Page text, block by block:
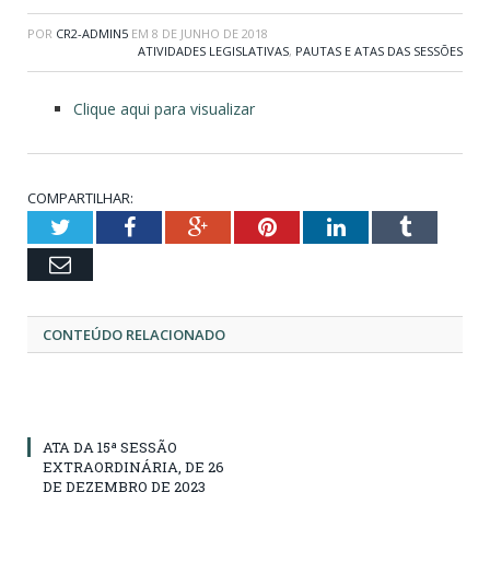
POR CR2-ADMIN5 EM 8 DE JUNHO DE 2018
ATIVIDADES LEGISLATIVAS, PAUTAS E ATAS DAS SESSÕES
Clique aqui para visualizar
COMPARTILHAR:
TwitterFacebookGoogle+PinterestLinkedInTumblr
Email
CONTEÚDO RELACIONADO
ATA DA 15ª SESSÃO
EXTRAORDINÁRIA, DE 26
DE DEZEMBRO DE 2023